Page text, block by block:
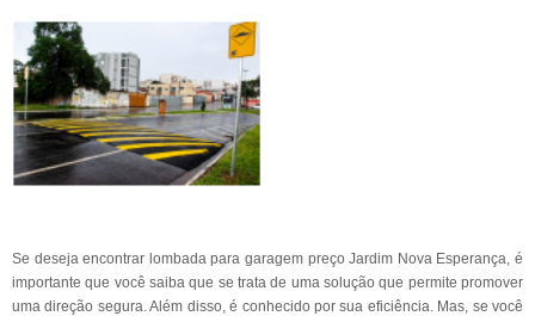
Se deseja encontrar lombada para garagem preço Jardim Nova Esperança, é
importante que você saiba que se trata de uma solução que permite promover
uma direção segura. Além disso, é conhecido por sua eficiência. Mas, se você